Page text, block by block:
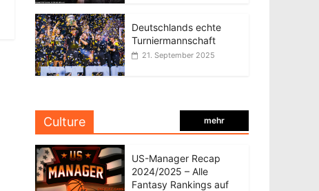
Deutschlands echte
Turniermannschaft
21. September 2025
Culture mehr
US-Manager Recap
2024/2025 – Alle
Fantasy Rankings auf